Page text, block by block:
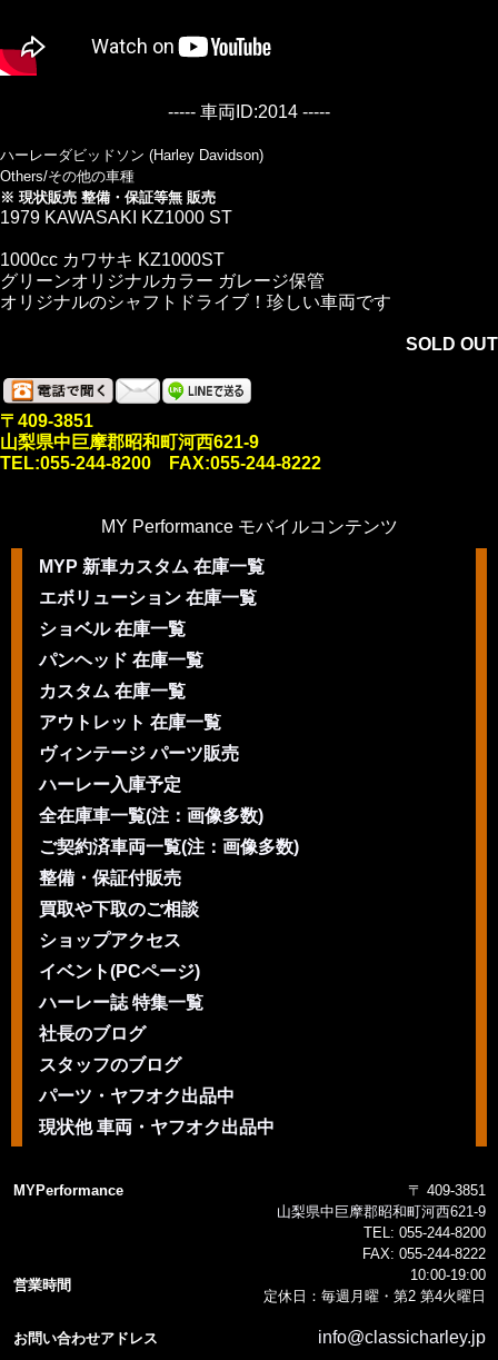
----- 車両ID:2014 -----
ハーレーダビッドソン (Harley Davidson)
Others/その他の車種
※ 現状販売 整備・保証等無 販売
1979 KAWASAKI KZ1000 ST
1000cc カワサキ KZ1000ST
グリーンオリジナルカラー ガレージ保管
オリジナルのシャフトドライブ！珍しい車両です
SOLD OUT
〒409-3851
山梨県中巨摩郡昭和町河西621-9
TEL:055-244-8200 FAX:055-244-8222
MY Performance モバイルコンテンツ
MYP 新車カスタム 在庫一覧
エボリューション 在庫一覧
ショベル 在庫一覧
パンヘッド 在庫一覧
カスタム 在庫一覧
アウトレット 在庫一覧
ヴィンテージ パーツ販売
ハーレー入庫予定
全在庫車一覧(注：画像多数)
ご契約済車両一覧(注：画像多数)
整備・保証付販売
買取や下取のご相談
ショップアクセス
イベント(PCページ)
ハーレー誌 特集一覧
社長のブログ
スタッフのブログ
パーツ・ヤフオク出品中
現状他 車両・ヤフオク出品中
MYPerformance
〒 409-3851
山梨県中巨摩郡昭和町河西621-9
TEL: 055-244-8200
FAX: 055-244-8222
営業時間
10:00-19:00
定休日：毎週月曜・第2 第4火曜日
お問い合わせアドレス info@classicharley.jp